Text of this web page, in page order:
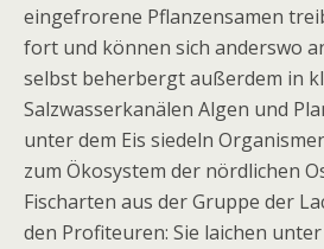
eingefrorene Pflanzensamen
fort und können sich anderswo
selbst beherbergt außerdem in
Salzwasserkanälen Algen und
unter dem Eis siedeln
zum Ökosystem der nördlichen
Fischarten aus der Gruppe der
den Profiteuren: Sie laichen unter